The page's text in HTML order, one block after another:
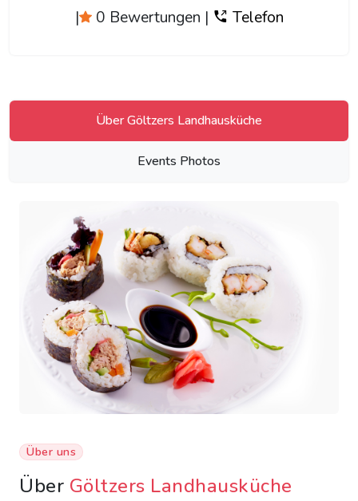
|
0 Bewertungen | Telefon
Über Göltzers Landhausküche
Events Photos
Über uns
Über Göltzers Landhausküche